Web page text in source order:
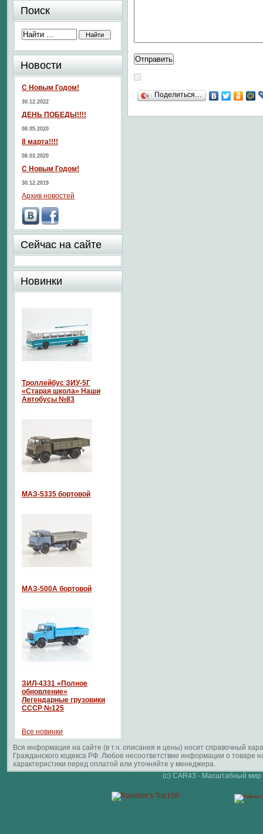
Поделиться…
Поиск
Новости
С Новым Годом!
30.12.2022
ДЕНЬ ПОБЕДЫ!!!!
08.05.2020
8 марта!!!!
08.03.2020
С Новым Годом!
30.12.2019
Архив новостей
Сейчас на сайте
Новинки
Троллейбус ЗИУ-5Г
«Старая школа» Наши
Автобусы №83
МАЗ-5335 бортовой
МАЗ-500А бортовой
ЗИЛ-4331 «Полное
обновление»
Легендарные грузовики
СССР №125
Все новинки
Вся информация на сайте (в т.ч. описания и цены) носит справочный
Гражданского кодекса РФ. Любое несоответствие информации о
характеристики перед оплатой или уточняйте у менеджера.
(c) CAR43 - Масштабный мир